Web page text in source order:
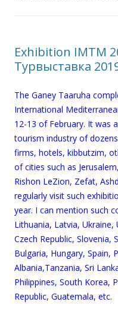
Exhibition IMTM
Турвыставка
The Ganey Taaruha
International
12-13 of February. It was
tourism industry of
firms, hotels, kibbutzim,
of cities such as
Rishon LeZion, Zefat,
regularly visit such
year. I can mention such
Lithuania, Latvia, Ukraine,
Czech Republic, Slovenia,
Bulgaria, Hungary, Spain,
Albania,Tanzania, Sri
Philippines, South Korea,
Republic, Guatemala, etc.